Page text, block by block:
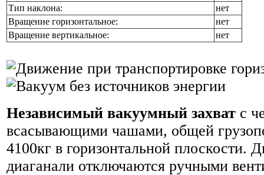
Тип наклона:
нет
Вращение горизонтальное:
нет
Вращение вертикальное:
нет
Независимый вакуумный захват с
всасывающими чашами, общей
4100кг в горизонтальной плоскости.
диаганали отключаются ручными